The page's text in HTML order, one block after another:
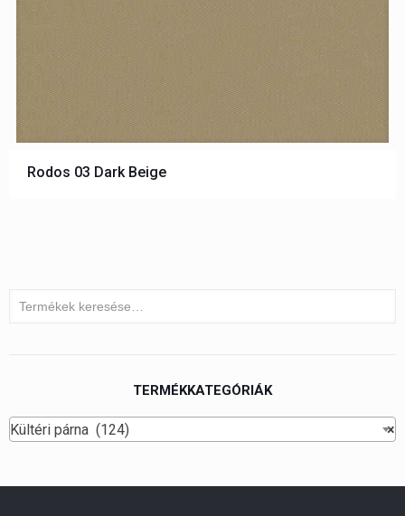
Rodos 03 Dark Beige
TERMÉKKATEGÓRIÁK
×
Kültéri párna (124)